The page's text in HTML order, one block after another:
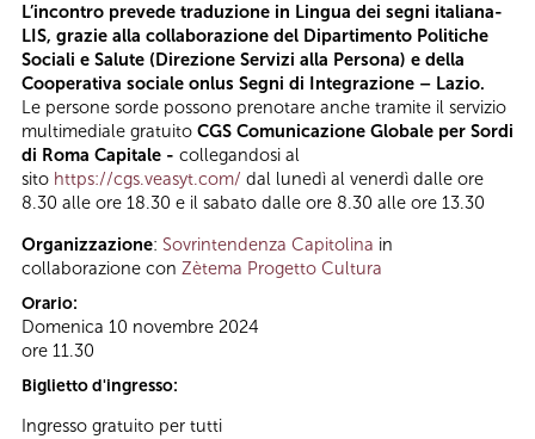
L’incontro prevede traduzione in Lingua dei segni italiana-
LIS, grazie alla collaborazione del Dipartimento Politiche
Sociali e Salute (Direzione Servizi alla Persona) e della
Cooperativa sociale onlus Segni di Integrazione – Lazio.
Le persone sorde possono prenotare anche tramite il servizio
multimediale gratuito CGS Comunicazione Globale per Sordi
di Roma Capitale - collegandosi al
sito https://cgs.veasyt.com/ dal lunedì al venerdì dalle ore
8.30 alle ore 18.30 e il sabato dalle ore 8.30 alle ore 13.30
Organizzazione: Sovrintendenza Capitolina in
collaborazione con Zètema Progetto Cultura
Orario:
Domenica 10 novembre 2024
ore 11.30
Biglietto d'ingresso:
Ingresso gratuito per tutti